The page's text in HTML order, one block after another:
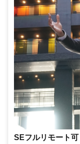
SEフルリモート